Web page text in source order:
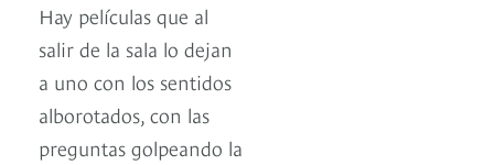
Hay películas que al
salir de la sala lo dejan
a uno con los sentidos
alborotados, con las
preguntas golpeando la